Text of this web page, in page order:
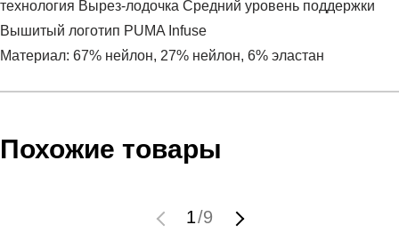
технология Вырез-лодочка Средний уровень поддержки
Вышитый логотип PUMA Infuse
Материал: 67% нейлон, 27% нейлон, 6% эластан
Пол:женский
спортивный стиль
Заказ берется в работу только после оплаты счета.
Счет заранее согласовывается с клиентом.
выставления счета менеджером.
Похожие товары
1/9